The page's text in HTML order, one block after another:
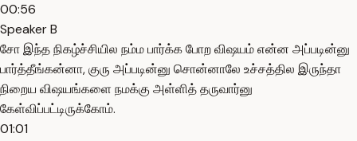
00:56
Speaker B
சோ இந்த நிகழ்ச்சியில நம்ம பார்க்க போற விஷயம் என்ன அப்படின்னு
பார்த்தீங்கன்னா, குரு அப்படின்னு சொன்னாலே உச்சத்தில இருந்தா
நிறைய விஷயங்களை நமக்கு அள்ளித் தருவார்னு
கேள்விப்பட்டிருக்கோம்.
01:01